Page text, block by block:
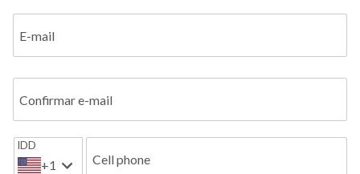
E-mail
Confirmar e-mail
IDD
+1 Cell phone